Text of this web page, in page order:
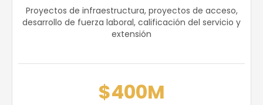
Proyectos de infraestructura, proyectos de acceso,
desarrollo de fuerza laboral, calificación del servicio y
extensión
$400M